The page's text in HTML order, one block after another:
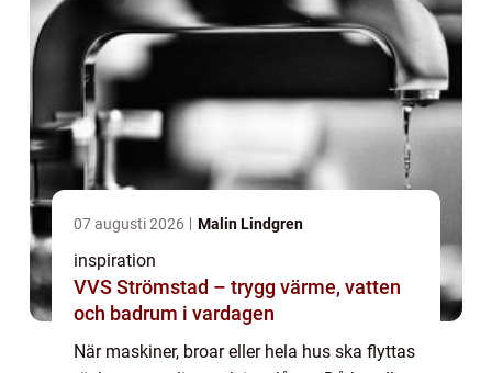
07 augusti 2026 Malin Lindgren
inspiration
VVS Strömstad – trygg värme, vatten
och badrum i vardagen
När maskiner, broar eller hela hus ska flyttas